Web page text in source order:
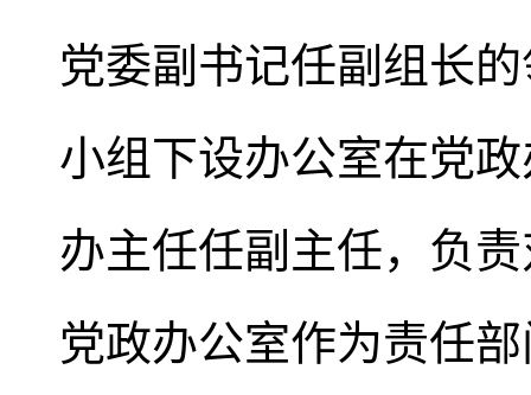
党委副书记任副组长
小组下设办公室在党
办主任任副主任，负
党政办公室作为责任